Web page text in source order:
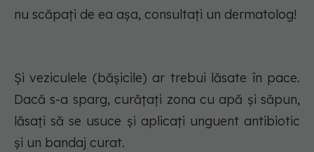
nu scăpați de ea așa, consultați un dermatolog!
Și veziculele (bășicile) ar trebui lăsate în pace.
Dacă s-a sparg, curățați zona cu apă și săpun,
lăsați să se usuce și aplicați unguent antibiotic
și un bandaj curat.